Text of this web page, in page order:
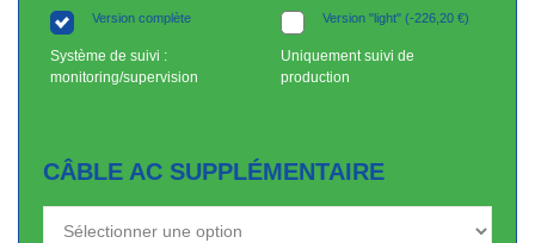
Version complète
Système de suivi :
monitoring/supervision
Version "light"(-226,20€)
Uniquement suivi de
production
CÂBLE AC SUPPLÉMENTAIRE